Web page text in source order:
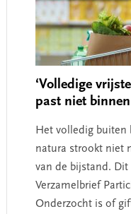
‘Volledige
past niet
Het volledig buiten
natura strookt niet
van de bijstand.
Verzamelbrief
Onderzocht is of